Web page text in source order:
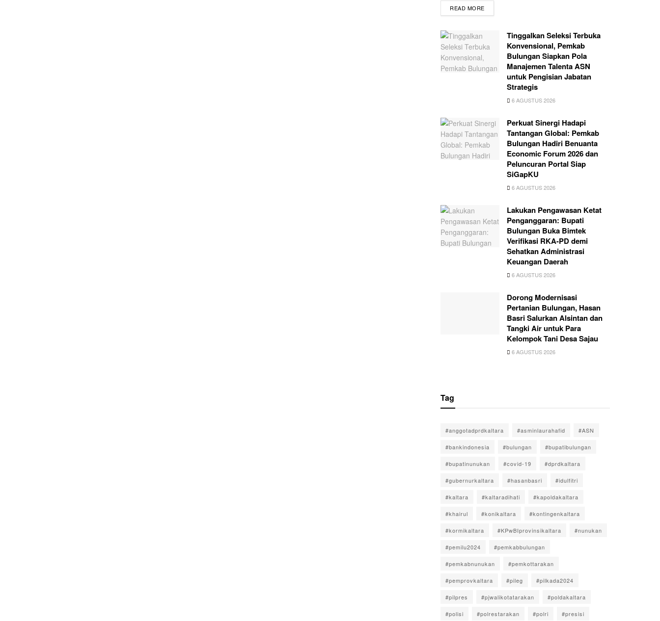
READ MORE
Tinggalkan Seleksi Terbuka
Konvensional, Pemkab
Bulungan Siapkan Pola
Manajemen Talenta ASN
untuk Pengisian Jabatan
Strategis
6 AGUSTUS 2026
Perkuat Sinergi Hadapi
Tantangan Global: Pemkab
Bulungan Hadiri Benuanta
Economic Forum 2026 dan
Peluncuran Portal Siap
SiGapKU
6 AGUSTUS 2026
Lakukan Pengawasan Ketat
Penganggaran: Bupati
Bulungan Buka Bimtek
Verifikasi RKA-PD demi
Sehatkan Administrasi
Keuangan Daerah
6 AGUSTUS 2026
Dorong Modernisasi
Pertanian Bulungan, Hasan
Basri Salurkan Alsintan dan
Tangki Air untuk Para
Kelompok Tani Desa Sajau
6 AGUSTUS 2026
Tag
#anggotadprdkaltara #asminlaurahafid #ASN
#bankindonesia #bulungan #bupatibulungan
#bupatinunukan #covid-19 #dprdkaltara
#gubernurkaltara #hasanbasri #idulfitri
#kaltara #kaltaradihati #kapoldakaltara
#khairul #konikaltara #kontingenkaltara
#kormikaltara #KPwBIprovinsikaltara #nunukan
#pemilu2024 #pemkabbulungan
#pemkabnunukan #pemkottarakan
#pemprovkaltara #pileg #pilkada2024
#pilpres #pjwalikotatarakan #poldakaltara
#polisi #polrestarakan #polri #presisi